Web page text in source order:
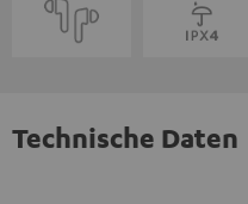
Technische Daten